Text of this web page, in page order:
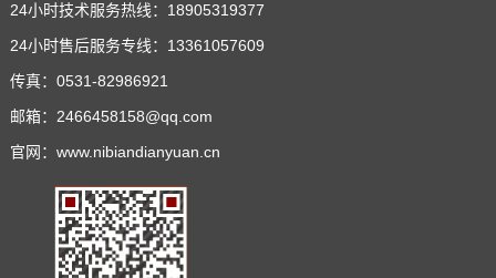
24小时技术服务热线：18905319377
24小时售后服务专线：13361057609
传真：0531-82986921
邮箱：2466458158@qq.com
官网：www.nibiandianyuan.cn